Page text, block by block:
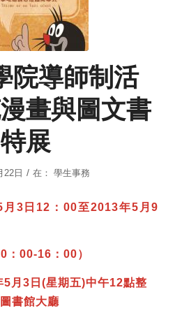
院導師制活
畫與圖文書
特展
22日 / 在： 學生事務
月 3 日 12 ：00至2013年5 月9
： 00-16 ： 00）
5 月 3 日(星期五)中午12點整
書館大廳